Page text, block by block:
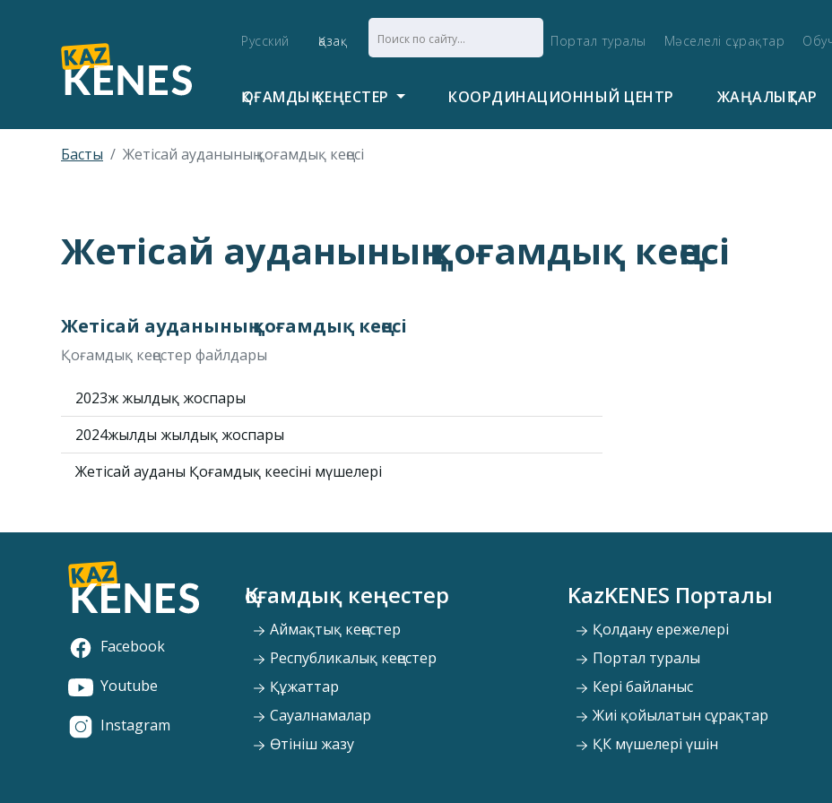
Русский Қазақ Портал туралы Мәселелі сұрақтар
ҚОҒАМДЫҚ КЕҢЕСТЕР КООРДИНАЦИОННЫЙ ЦЕНТР ЖАҢАЛЫҚТАР
Басты Жетісай ауданының қоғамдық кеңесі
Жетісай ауданының қоғамдық кеңесі
Жетісай ауданының қоғамдық кеңесі
Қоғамдық кеңестер файлдары
2023ж жылдық жоспары
2024жылдың жылдық жоспары
Жетісай ауданы Қоғамдық кеңесінің мүшелері
Facebook
Youtube
Instagram
Қоғамдық кеңестер
Аймақтық кеңестер
Республикалық кеңестер
Құжаттар
Сауалнамалар
Өтініш жазу
KazKENES Порталы
Қолдану ережелері
Портал туралы
Кері байланыс
Жиі қойылатын сұрақтар
ҚК мүшелері үшін